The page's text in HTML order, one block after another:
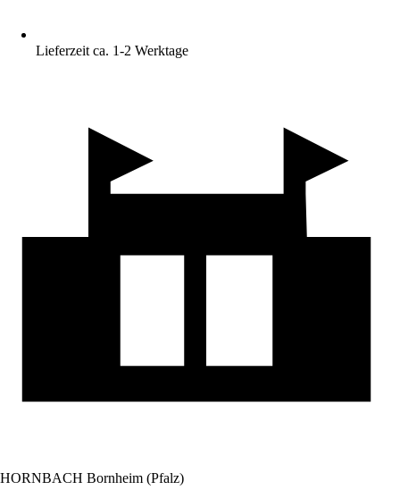
Lieferzeit ca. 1-2 Werktage
HORNBACH Bornheim (Pfalz)